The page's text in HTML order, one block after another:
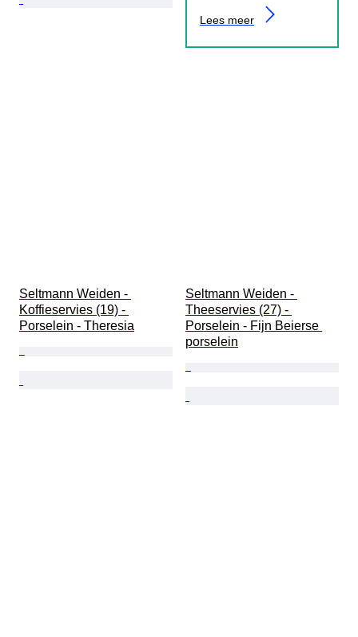
Lees meer
Seltmann Weiden -
Koffieservies (19) -
Porselein - Theresia
Seltmann Weiden -
Theeservies (27) -
Porselein - Fijn Beierse
porselein